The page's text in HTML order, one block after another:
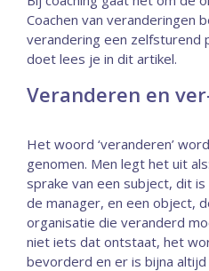
Coachen van veranderingen
verandering een zelfsturend
doet lees je in dit artikel.
Veranderen en
Het woord ‘veranderen’
genomen. Men legt het uit
sprake van een subject, dit
de manager, en een object,
organisatie die veranderd
niet iets dat ontstaat, het
bevorderd en er is bijna